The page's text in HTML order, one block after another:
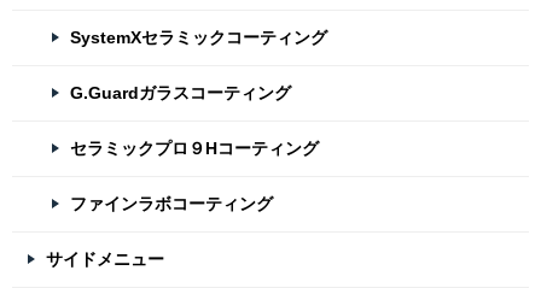
SystemXセラミックコーティング
G.Guardガラスコーティング
セラミックプロ９Hコーティング
ファインラボコーティング
サイドメニュー